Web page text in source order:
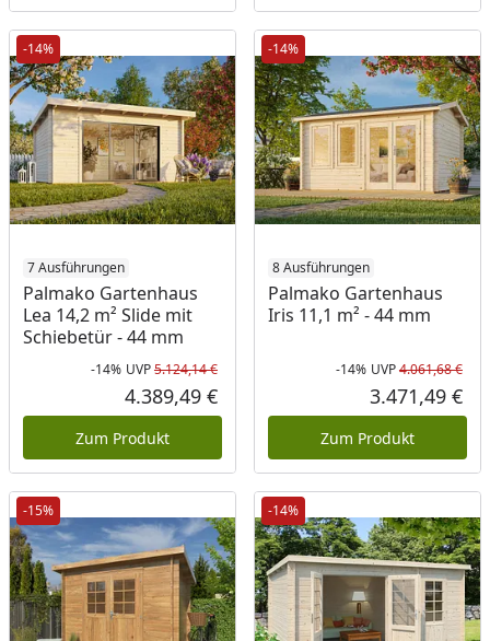
-14%
7 Ausführungen
Palmako Gartenhaus
Lea 14,2 m² Slide mit
Schiebetür - 44 mm
Rabatt in Prozent
-14%
Ursprünglicher Preis
UVP5.124,14 €
Aktueller Preis
4.389,49 €
Zum Produkt
-14%
8 Ausführungen
Palmako Gartenhaus
Iris 11,1 m² - 44 mm
-14% UVP4.061,68 €
3.471,49 €
Zum Produkt
-15% -14%